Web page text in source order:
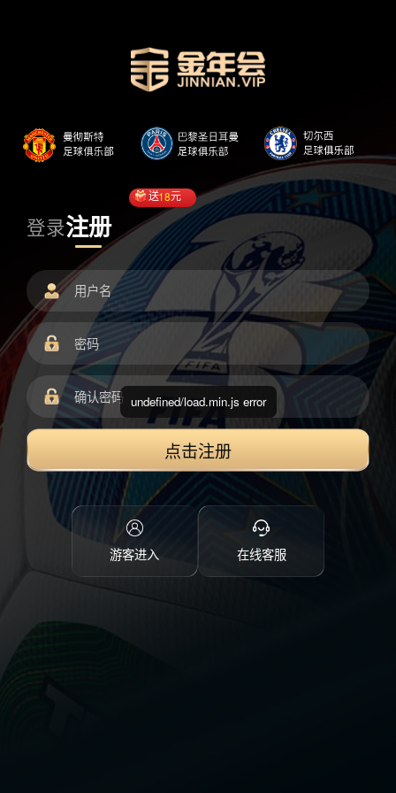
登录注册
送18元
点击注册
游客进入 在线客服
undefined/load.min.js error